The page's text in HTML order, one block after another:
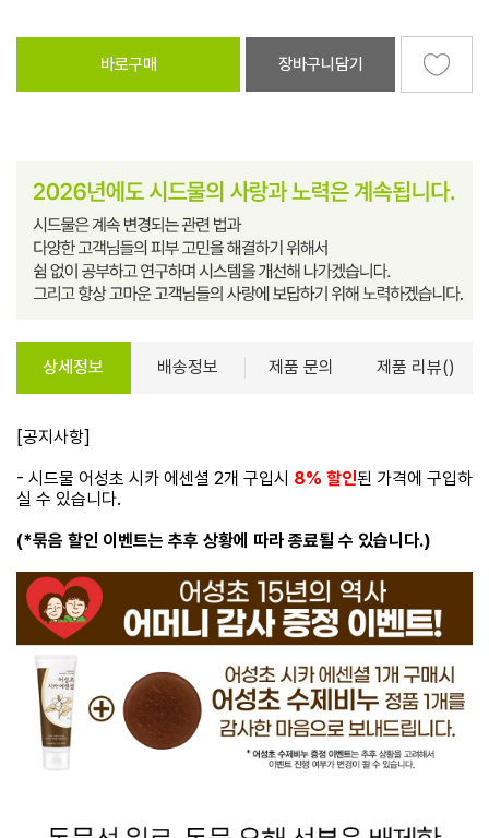
바로구매 장바구니담기
상세정보 배송정보 제품 문의 제품 리뷰()
[공지사항]
- 시드물 어성초 시카 에센셜 2개 구입시 8% 할인된 가격에 구입하
실 수 있습니다.
(*묶음 할인 이벤트는 추후 상황에 따라 종료될 수 있습니다.)